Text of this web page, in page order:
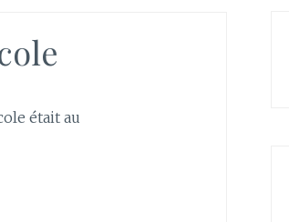
était au